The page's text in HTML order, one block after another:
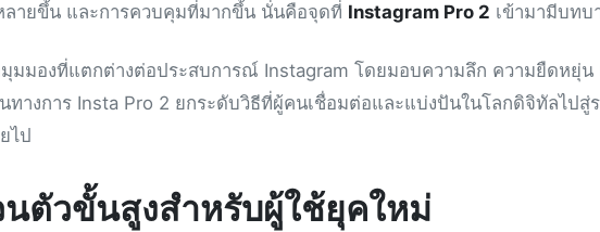
ายขึ้น และการควบคุมที่มากขึ้น นั่นคือจุดที่ Instagram Pro 2 เข้ามามีบทบ
มมองที่แตกต่างต่อประสบการณ์ Instagram โดยมอบความลึก ความยืดหยุ่น
ทางการ Insta Pro 2 ยกระดับวิธีที่ผู้คนเชื่อมต่อและแบ่งปันในโลกดิจิทัลไปสู่
ไป
นตัวขั้นสูงสำหรับผู้ใช้ยุคใหม่